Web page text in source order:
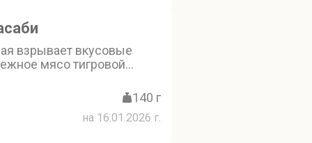
подаётся с чипсами
хлеба и украшен
взрывает вкусовые
мясо тигровой
соусом из майонеза
украшенное соком
140 г
на 16.01.2026 г.